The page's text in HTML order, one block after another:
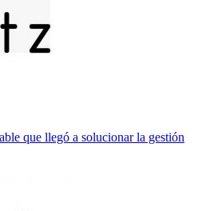
que llegó a solucionar la gestión